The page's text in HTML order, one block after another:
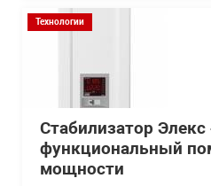
Технологии
Стабилизатор Элекс
функциональный
мощности